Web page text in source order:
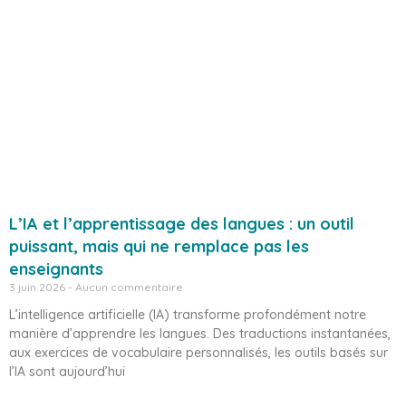
L’IA et l’apprentissage des langues : un outil
puissant, mais qui ne remplace pas les
enseignants
3 juin 2026 Aucun commentaire
L’intelligence artificielle (IA) transforme profondément notre
manière d’apprendre les langues. Des traductions instantanées,
aux exercices de vocabulaire personnalisés, les outils basés sur
l’IA sont aujourd’hui